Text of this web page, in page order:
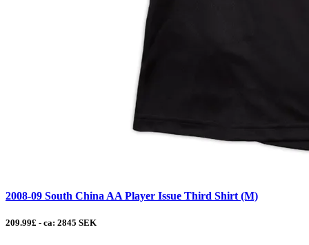
2008-09 South China AA Player Issue Third Shirt (M)
209.99£ - ca: 2845 SEK